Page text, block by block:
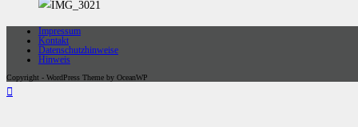
Impressum
Kontakt
Datenschutzhinweise
Hinweis
Copyright - WordPress Theme by OceanWP